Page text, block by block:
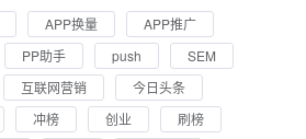
APP换量
APP推广
PP助手 push
SEM
互联网营销
今日头条
冲榜 创业
刷榜